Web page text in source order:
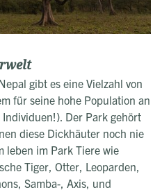
gibt es eine Vielzahl von
für seine hohe Population an
Der Park gehört
diese Dickhäuter noch nie
leben im Park Tiere wie
Tiger, Otter, Leoparden,
Samba-, Axis, und